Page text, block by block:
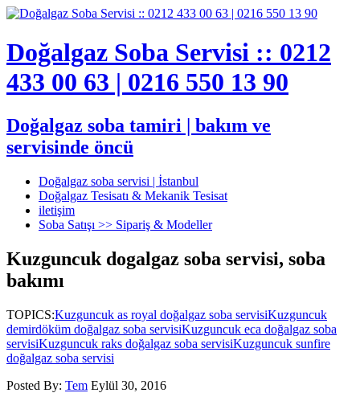
Doğalgaz Soba Servisi :: 0212
433 00 63 | 0216 550 13 90
Doğalgaz soba tamiri | bakım ve
servisinde öncü
Doğalgaz soba servisi | İstanbul
Doğalgaz Tesisatı & Mekanik Tesisat
iletişim
Soba Satışı >> Sipariş & Modeller
Kuzguncuk dogalgaz soba servisi, soba
bakımı
TOPICS:Kuzguncuk as royal doğalgaz soba servisiKuzguncuk
demirdöküm doğalgaz soba servisiKuzguncuk eca doğalgaz soba
servisiKuzguncuk raks doğalgaz soba servisiKuzguncuk sunfire
doğalgaz soba servisi
Posted By: Tem Eylül 30, 2016